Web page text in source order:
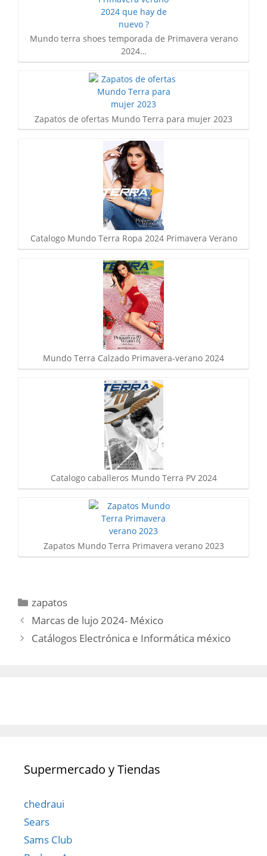
Mundo terra shoes temporada de Primavera verano
2024…
Zapatos de ofertas Mundo Terra para mujer 2023
Catalogo Mundo Terra Ropa 2024 Primavera Verano
Mundo Terra Calzado Primavera-verano 2024
Catalogo caballeros Mundo Terra PV 2024
Zapatos Mundo Terra Primavera verano 2023
Categorías
zapatos
Marcas de lujo 2024- México
Catálogos Electrónica e Informática méxico
Supermercado y Tiendas
chedraui
Sears
Sams Club